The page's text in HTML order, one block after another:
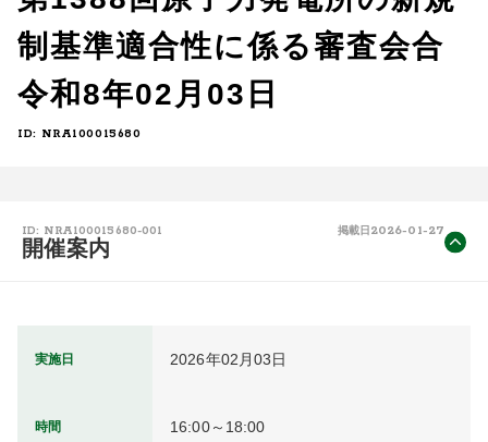
制基準適合性に係る審査会合
令和8年02月03日
ID: NRA100015680
ID: NRA100015680-001 掲載日 2026-01-27
開催案内
実施日 2026年02月03日
時間 16:00～18:00